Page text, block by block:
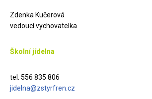
Zdenka Kučerová
vedoucí vychovatelka
Školní jídelna
tel. 556 835 806
jidelna@zstyrfren.cz